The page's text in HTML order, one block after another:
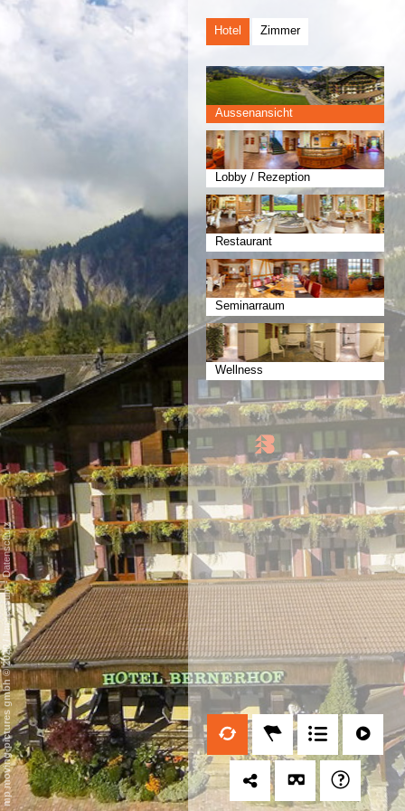
Hotel Zimmer
Aussenansicht
Lobby / Rezeption
Restaurant
Seminarraum
Wellness
mp moving-pictures gmbh © 2020
Impressum
-
Datenschutz